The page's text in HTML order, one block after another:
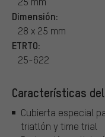
Dimensión:
28 x 25 mm
ETRTO:
25-622
Características
Cubierta especial
triatlón y time trial